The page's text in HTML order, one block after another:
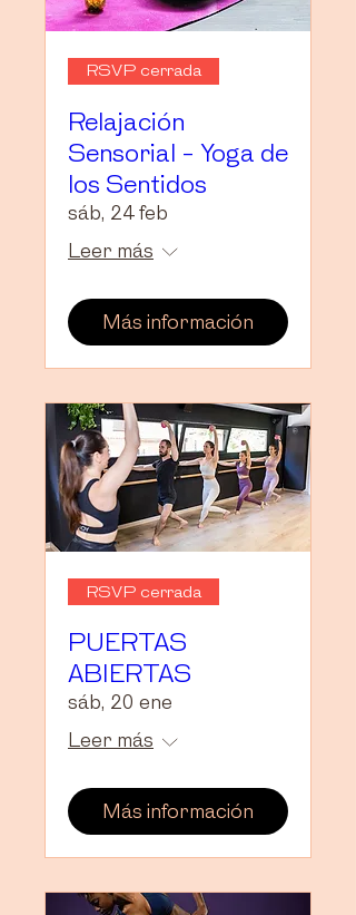
RSVP cerrada
Relajación
Sensorial - Yoga de
los Sentidos
sáb, 24 feb
Leer más
Más información
RSVP cerrada
PUERTAS
ABIERTAS
sáb, 20 ene
Leer más
Más información